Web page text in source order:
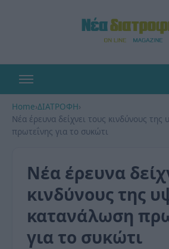
Home›ΔΙΑΤΡΟΦΗ›
Νέα έρευνα δείχνει τους κινδύνους
πρωτεΐνης για το συκώτι
Νέα έρευνα
κινδύνους της
κατανάλωση
για το συκώτι